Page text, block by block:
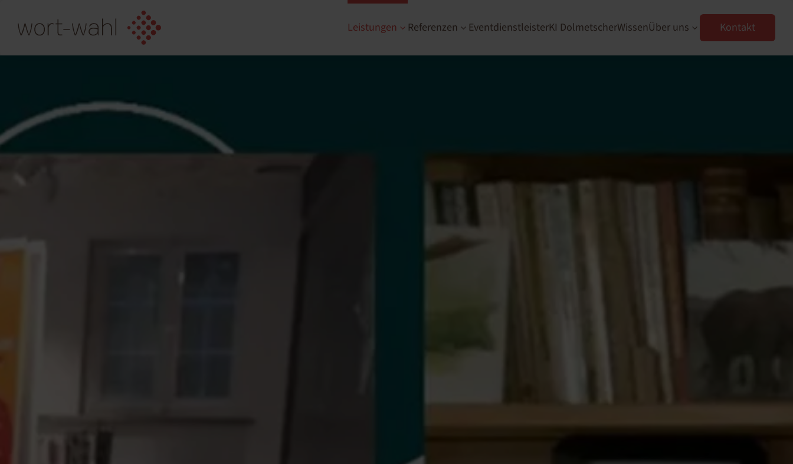
Kontakt
3
Über uns
Wissen
KI Dolmetscher
Eventdienstleister
3
Referenzen
3
Leistungen